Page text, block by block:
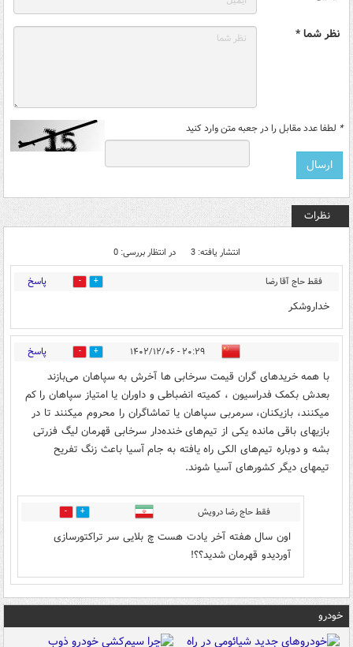
نظر شما *
* لطفا عدد مقابل را در جعبه متن وارد کنید
نظرات
انتشار یافته: 3 در انتظار بررسی: 0
فقط حاج آقا رضا
درویش
2 پاسخ
خداروشکر
۲۰:۲۹ - ۱۴۰۲/۱۲/۰۶ 0 پاسخ
با همه خریدهای گران قیمت سرخابی ها آخرش به سپاهان می‌بازند
بعدش بکمک فدراسیون ، کمیته انضباطی و داوران یا امتیاز سپاهان را کم
میکنند، بازیکنان، سرمربی سپاهان یا تماشاگران را محروم میکنند تا در
بازیهای باقی مانده یکی از تیم‌های خنده‌دار سرخابی قهرمان لیگ فزرتی
بشه و دوباره تیم‌های الکی راه یافته به جام آسیا باعث زنگ تفریح
تیمهای دیگر کشورهای آسیا شوند.
فقط حاج رضا درویش 0
اون سال هفته آخر یادت هست چ بلایی سر تراکتورسازی
آوردیدو قهرمان شدید؟؟!
خودرو